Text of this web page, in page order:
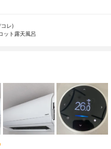
レ)
ット露天風呂